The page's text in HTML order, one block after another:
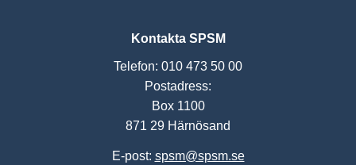
Kontakta SPSM
Telefon: 010 473 50 00
Postadress:
Box 1100
871 29 Härnösand
E-post: spsm@spsm.se